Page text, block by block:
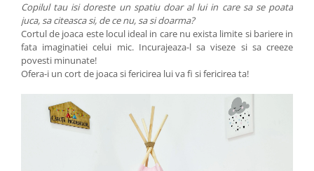
Copilul tau isi doreste un spatiu doar al lui in care sa se poata
juca, sa citeasca si, de ce nu, sa si doarma?
Cortul de joaca este locul ideal in care nu exista limite si bariere in
fata imaginatiei celui mic. Incurajeaza-l sa viseze si sa creeze
povesti minunate!
Ofera-i un cort de joaca si fericirea lui va fi si fericirea ta!